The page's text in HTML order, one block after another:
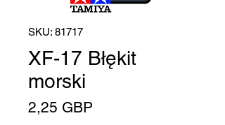
SKU: 81717
XF-17 Błękit
morski
2,25 GBP